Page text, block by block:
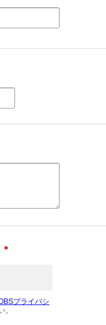
＊
プライバシ
。